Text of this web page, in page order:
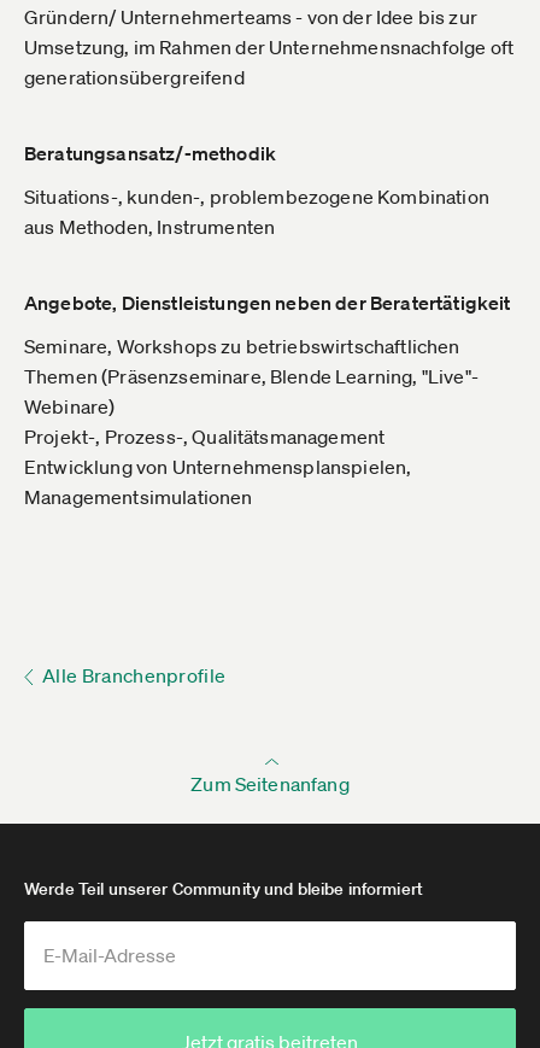
Gründern/ Unternehmerteams - von der Idee bis zur
Umsetzung, im Rahmen der Unternehmensnachfolge oft
generationsübergreifend
Beratungsansatz/-methodik
Situations-, kunden-, problembezogene Kombination
aus Methoden, Instrumenten
Angebote, Dienstleistungen neben der Beratertätigkeit
Seminare, Workshops zu betriebswirtschaftlichen
Themen (Präsenzseminare, Blende Learning, "Live"-
Webinare)
Projekt-, Prozess-, Qualitätsmanagement
Entwicklung von Unternehmensplanspielen,
Managementsimulationen
Alle Branchenprofile
Zum Seitenanfang
Werde Teil unserer Community und bleibe informiert
Jetzt gratis beitreten